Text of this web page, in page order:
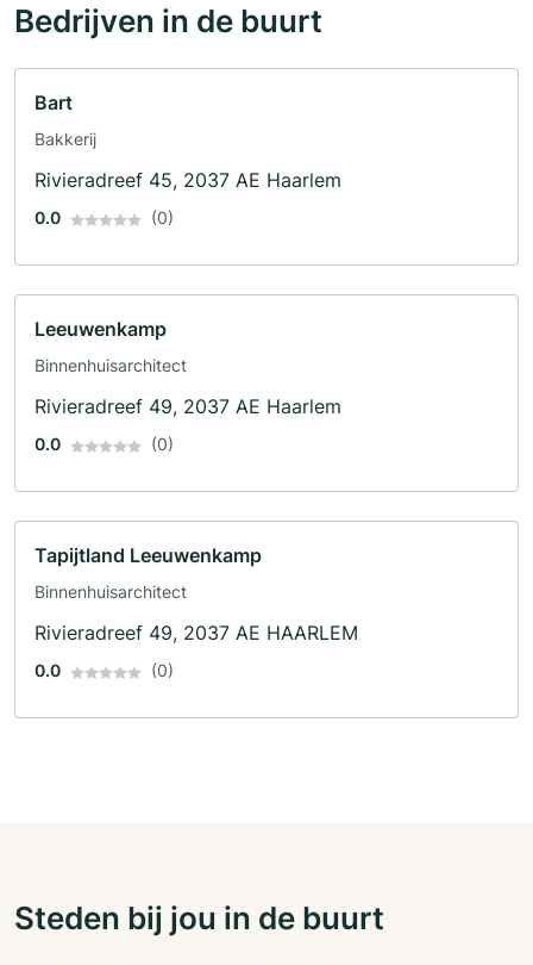
Bedrijven in de buurt
Bart
Bakkerij
Rivieradreef 45, 2037 AE Haarlem
0.0 (0)
Leeuwenkamp
Binnenhuisarchitect
Rivieradreef 49, 2037 AE Haarlem
0.0 (0)
Tapijtland Leeuwenkamp
Binnenhuisarchitect
Rivieradreef 49, 2037 AE HAARLEM
0.0 (0)
Steden bij jou in de buurt